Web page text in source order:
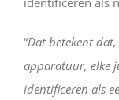
“Dat betekent
apparatuur, elke
identificeren als